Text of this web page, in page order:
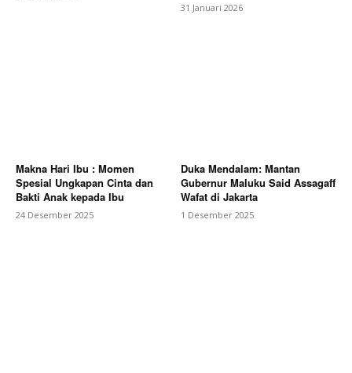
31 Januari 2026
Makna Hari Ibu : Momen
Spesial Ungkapan Cinta dan
Bakti Anak kepada Ibu
24 Desember 2025
Duka Mendalam: Mantan
Gubernur Maluku Said Assagaff
Wafat di Jakarta
1 Desember 2025